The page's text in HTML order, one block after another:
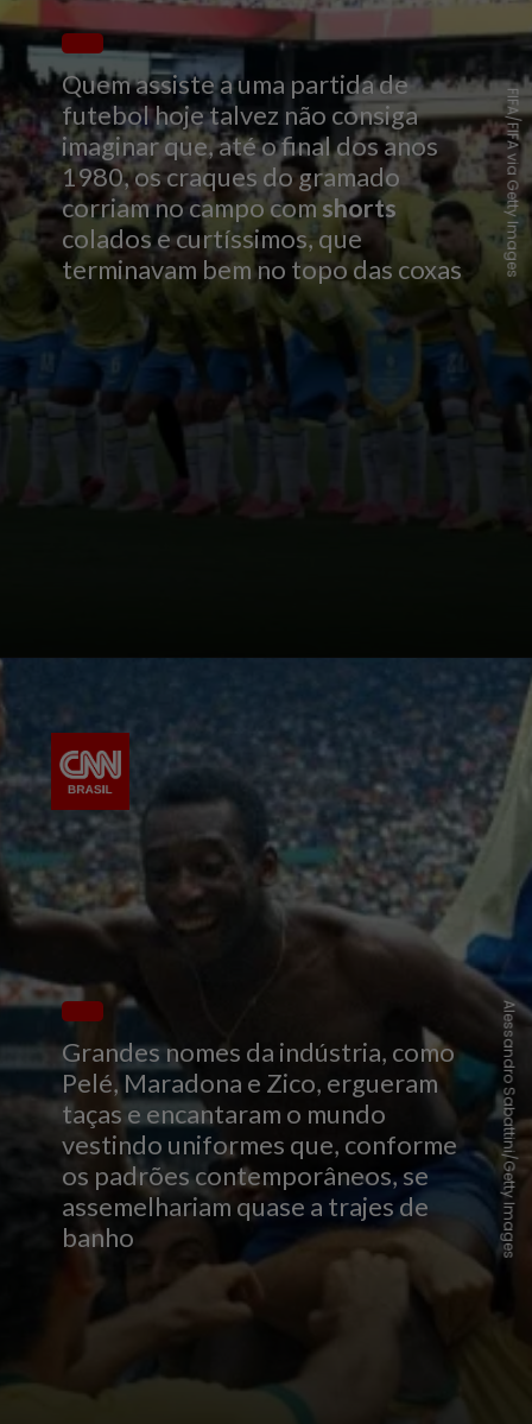
Quem assiste a uma partida de
futebol hoje talvez não consiga
imaginar que, até o final dos anos
1980, os craques do gramado
corriam no campo com shorts
colados e curtíssimos, que
terminavam bem no topo das coxas
FIFA/FIFA via Getty Images
Grandes nomes da indústria, como
Pelé, Maradona e Zico, ergueram
taças e encantaram o mundo
vestindo uniformes que, conforme
os padrões contemporâneos, se
assemelhariam quase a trajes de
banho
Alessandro Sabattini/Getty Images